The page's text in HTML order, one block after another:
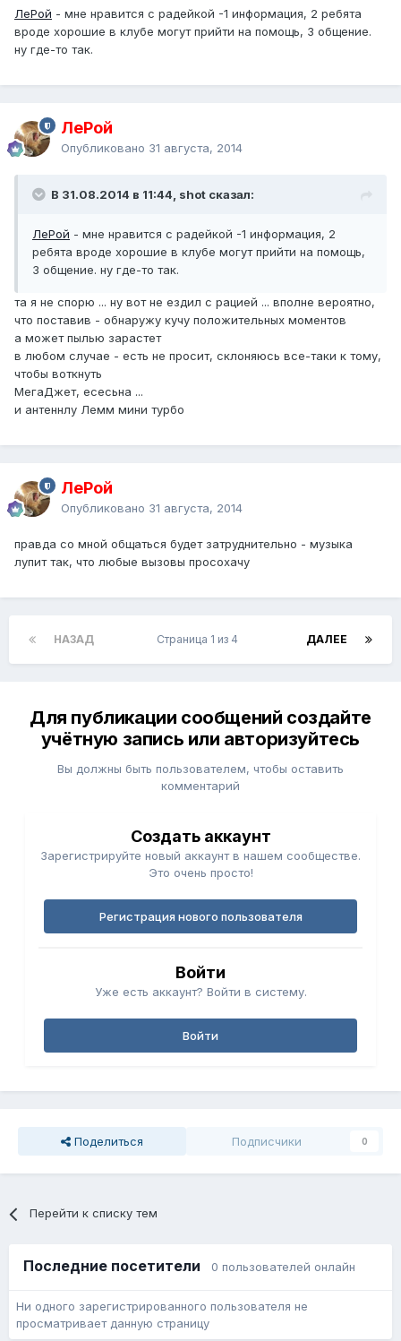
ЛеРой - мне нравится с радейкой -1 информация, 2 ребята
вроде хорошие в клубе могут прийти на помощь, 3 общение.
ну где-то так.
ЛеРой
Опубликовано 31 августа, 2014
В 31.08.2014 в 11:44, shot сказал:
ЛеРой - мне нравится с радейкой -1 информация, 2
ребята вроде хорошие в клубе могут прийти на помощь,
3 общение. ну где-то так.
та я не спорю ... ну вот не ездил с рацией ... вполне вероятно,
что поставив - обнаружу кучу положительных моментов
а может пылью зарастет
в любом случае - есть не просит, склоняюсь все-таки к тому,
чтобы воткнуть
МегаДжет, есесьна ...
и антеннлу Лемм мини турбо
ЛеРой
Опубликовано 31 августа, 2014
правда со мной общаться будет затруднительно - музыка
лупит так, что любые вызовы просохачу
НАЗАД ДАЛЕЕ
Страница 1 из 4
Для публикации сообщений создайте
учётную запись или авторизуйтесь
Вы должны быть пользователем, чтобы оставить
комментарий
Создать аккаунт
Зарегистрируйте новый аккаунт в нашем сообществе.
Это очень просто!
Регистрация нового пользователя
Войти
Уже есть аккаунт? Войти в систему.
Войти
Поделиться Подписчики 0
Перейти к списку тем
Последние посетители 0 пользователей онлайн
Ни одного зарегистрированного пользователя не
просматривает данную страницу